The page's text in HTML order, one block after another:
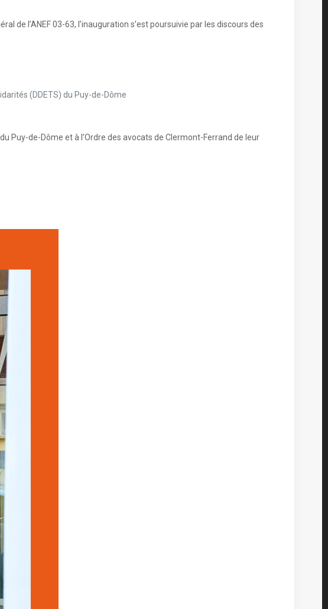
de l’ANEF 03-63, l’inauguration s’est poursuivie par les discours des
(DDETS) du Puy-de-Dôme
Puy-de-Dôme et à l’Ordre des avocats de Clermont-Ferrand de leur